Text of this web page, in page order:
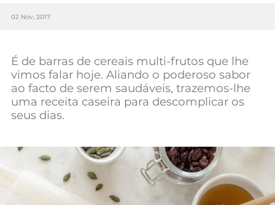
Mães e Bebés
02 Nov, 2017
É de barras de cereais multi-frutos que lhe
vimos falar hoje. Aliando o poderoso sabor
ao facto de serem saudáveis, trazemos-lhe
uma receita caseira para descomplicar os
seus dias.